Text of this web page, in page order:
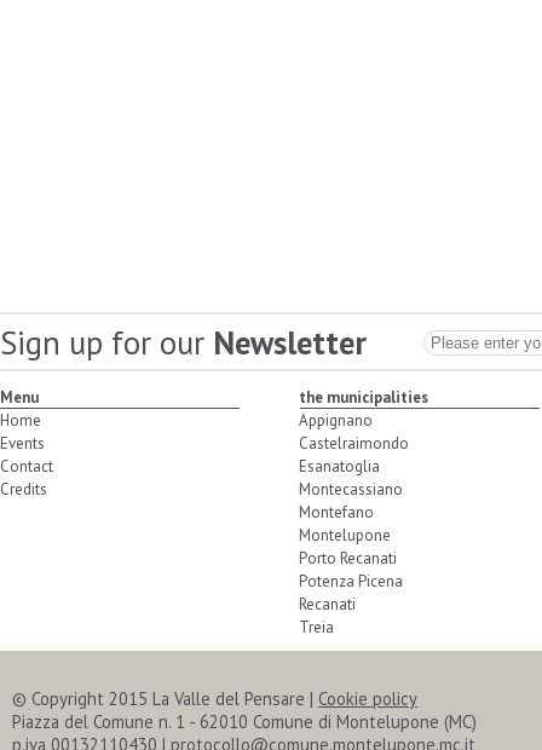
Sign up for our Newsletter
Menu
Home
Events
Contact
Credits
the municipalities
Appignano
Castelraimondo
Esanatoglia
Montecassiano
Montefano
Montelupone
Porto Recanati
Potenza Picena
Recanati
Treia
© Copyright 2015 La Valle del Pensare | Cookie policy
Piazza del Comune n. 1 - 62010 Comune di Montelupone (MC)
p.iva 00132110430 | protocollo@comune.montelupone.mc.it